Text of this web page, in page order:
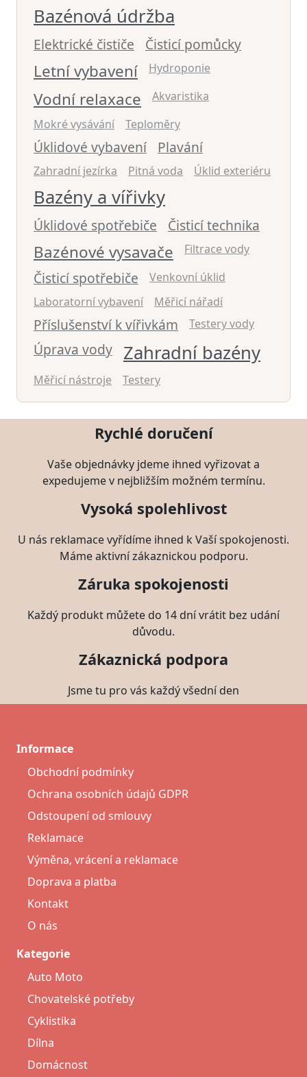
Bazénová údržba
Elektrické čističe Čisticí pomůcky
Letní vybavení Hydroponie
Vodní relaxace
Akvaristika
Mokré vysávání
Teploměry
Úklidové vybavení Plavání
Zahradní jezírka Pitná voda Úklid exteriéru
Bazény a vířivky
Úklidové spotřebiče Čisticí technika
Bazénové vysavače Filtrace vody
Čisticí spotřebiče
Venkovní úklid
Laboratorní vybavení
Měřicí nářadí
Příslušenství k vířivkám Testery vody
Úprava vody Zahradní bazény
Měřicí nástroje Testery
Rychlé doručení
Vaše objednávky jdeme ihned vyřizovat a
expedujeme v nejbližším možném termínu.
Vysoká spolehlivost
U nás reklamace vyřídíme ihned k Vaší spokojenosti.
Máme aktivní zákaznickou podporu.
Záruka spokojenosti
Každý produkt můžete do 14 dní vrátit bez udání
důvodu.
Zákaznická podpora
Jsme tu pro vás každý všední den
Informace
Obchodní podmínky
Ochrana osobních údajů GDPR
Odstoupení od smlouvy
Reklamace
Výměna, vrácení a reklamace
Doprava a platba
Kontakt
O nás
Kategorie
Auto Moto
Chovatelské potřeby
Cyklistika
Dílna
Domácnost